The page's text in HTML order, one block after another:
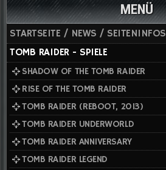
MENÜ
STARTSEITE / NEWS / SEITENINFOS
TOMB RAIDER - SPIELE
SHADOW OF THE TOMB RAIDER
RISE OF THE TOMB RAIDER
TOMB RAIDER (REBOOT, 2013)
TOMB RAIDER UNDERWORLD
TOMB RAIDER ANNIVERSARY
TOMB RAIDER LEGEND